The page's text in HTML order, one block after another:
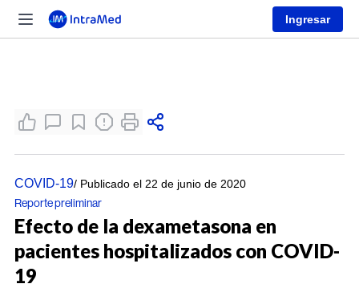
Ingresar
COVID-19/ Publicado el 22 de junio de 2020
Reporte preliminar
Efecto de la dexametasona en
pacientes hospitalizados con COVID-
19